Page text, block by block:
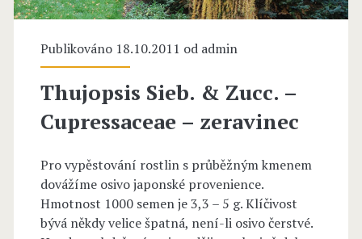
Publikováno 18.10.2011 od admin
Thujopsis Sieb. & Zucc. –
Cupressaceae – zeravinec
Pro vypěstování rostlin s průběžným kmenem
dovážíme osivo japonské provenience.
Hmotnost 1000 semen je 3,3 – 5 g. Klíčivost
bývá někdy velice špatná, není-li osivo čerstvé.